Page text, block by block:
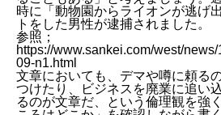
時に「動物園からライオンが逃げ
トをした男性が逮捕されました。
参照；
https://www.sankei.com/west/
09-n1.html
文章においても、デマや噂に頼る
つけたり、ビジネスを廃業に追い
るのが文章だ、という倫理観を強